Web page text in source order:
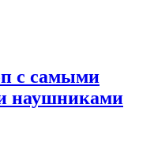
с самыми
наушниками